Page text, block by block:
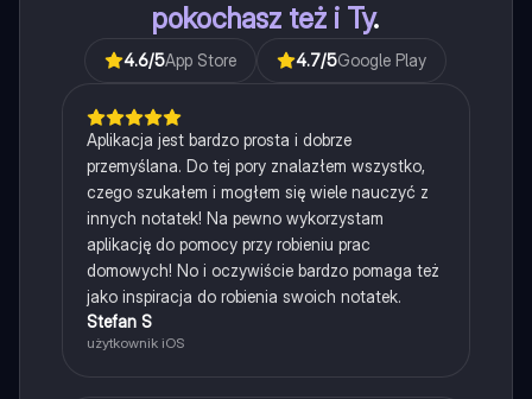
pokochasz też i Ty.
4.6/5App Store 4.7/5Google Play
Aplikacja jest bardzo prosta i dobrze
przemyślana. Do tej pory znalazłem wszystko,
czego szukałem i mogłem się wiele nauczyć z
innych notatek! Na pewno wykorzystam
aplikację do pomocy przy robieniu prac
domowych! No i oczywiście bardzo pomaga też
jako inspiracja do robienia swoich notatek.
Stefan S
użytkownik iOS